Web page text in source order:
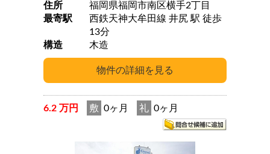
住所
福岡県福岡市南区横手2丁目
最寄駅
西鉄天神大牟田線 井尻 駅 徒歩
13分
構造
木造
6.2 万円 敷 0ヶ月 礼 0ヶ月